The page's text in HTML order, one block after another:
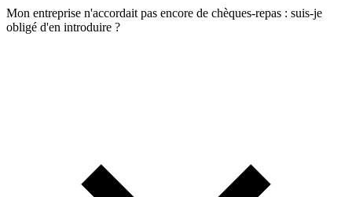
Mon entreprise n'accordait pas encore de chèques-repas : suis-je
obligé d'en introduire ?